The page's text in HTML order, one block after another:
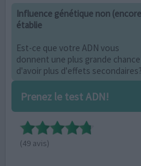
Influence génétique non
établie
Est-ce que votre ADN vous
donnent une plus grande chance
d'avoir plus d'effets secondaires?
Prenez le test ADN!
(49 avis)